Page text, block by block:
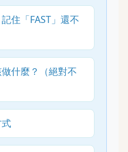
住「FAST」還不
什麼？（絕對不